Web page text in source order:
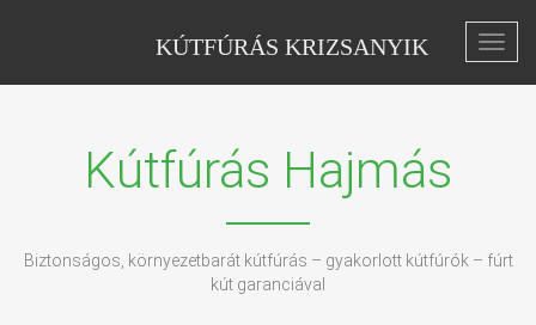
KÚTFÚRÁS KRIZSANYIK
Kútfúrás Hajmás
Biztonságos, környezetbarát kútfúrás – gyakorlott kútfúrók – fúrt
kút garanciával